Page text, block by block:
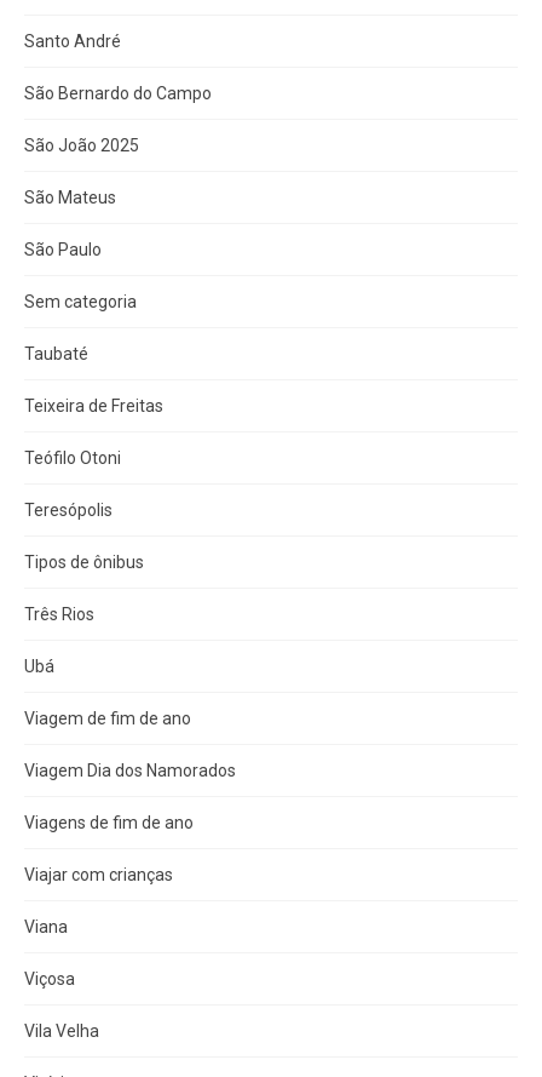
Santo André
São Bernardo do Campo
São João 2025
São Mateus
São Paulo
Sem categoria
Taubaté
Teixeira de Freitas
Teófilo Otoni
Teresópolis
Tipos de ônibus
Três Rios
Ubá
Viagem de fim de ano
Viagem Dia dos Namorados
Viagens de fim de ano
Viajar com crianças
Viana
Viçosa
Vila Velha